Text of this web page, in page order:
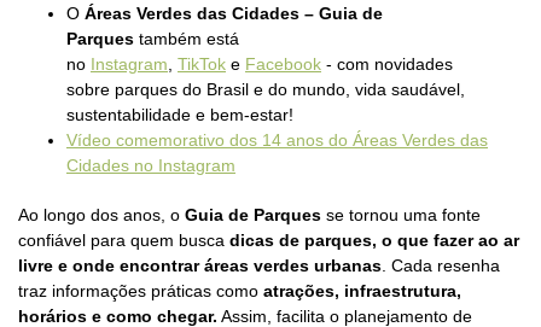
O Áreas Verdes das Cidades – Guia de
Parques também está
no Instagram TikTok e Facebook - com novidades
sobre parques do Brasil e do mundo, vida saudável,
sustentabilidade e bem-estar!
Vídeo comemorativo dos 14 anos do Áreas Verdes das
Cidades no Instagram
Ao longo dos anos, o Guia de Parques se tornou uma fonte
confiável para quem busca dicas de parques, o que fazer ao ar
livre e onde encontrar áreas verdes urbanas . Cada resenha
traz informações práticas como atrações, infraestrutura,
horários e como chegar. Assim, facilita o planejamento de